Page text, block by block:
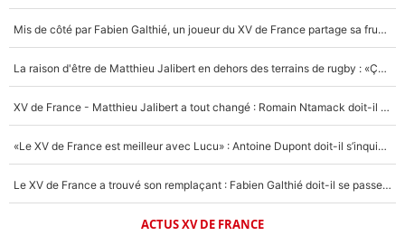
Mis de côté par Fabien Galthié, un joueur du XV de France partage sa frustration : «ils ne me l’ont pas dit tout de suite»
La raison d'être de Matthieu Jalibert en dehors des terrains de rugby : «Ça m'atteint autant que si tu touches à un membre de ma famille»
XV de France - Matthieu Jalibert a tout changé : Romain Ntamack doit-il s’inquiéter pour sa place à un an de la Coupe du monde ?
«Le XV de France est meilleur avec Lucu» : Antoine Dupont doit-il s’inquiéter pour sa place ?
Le XV de France a trouvé son remplaçant : Fabien Galthié doit-il se passer d'Antoine Dupont ?
ACTUS XV DE FRANCE